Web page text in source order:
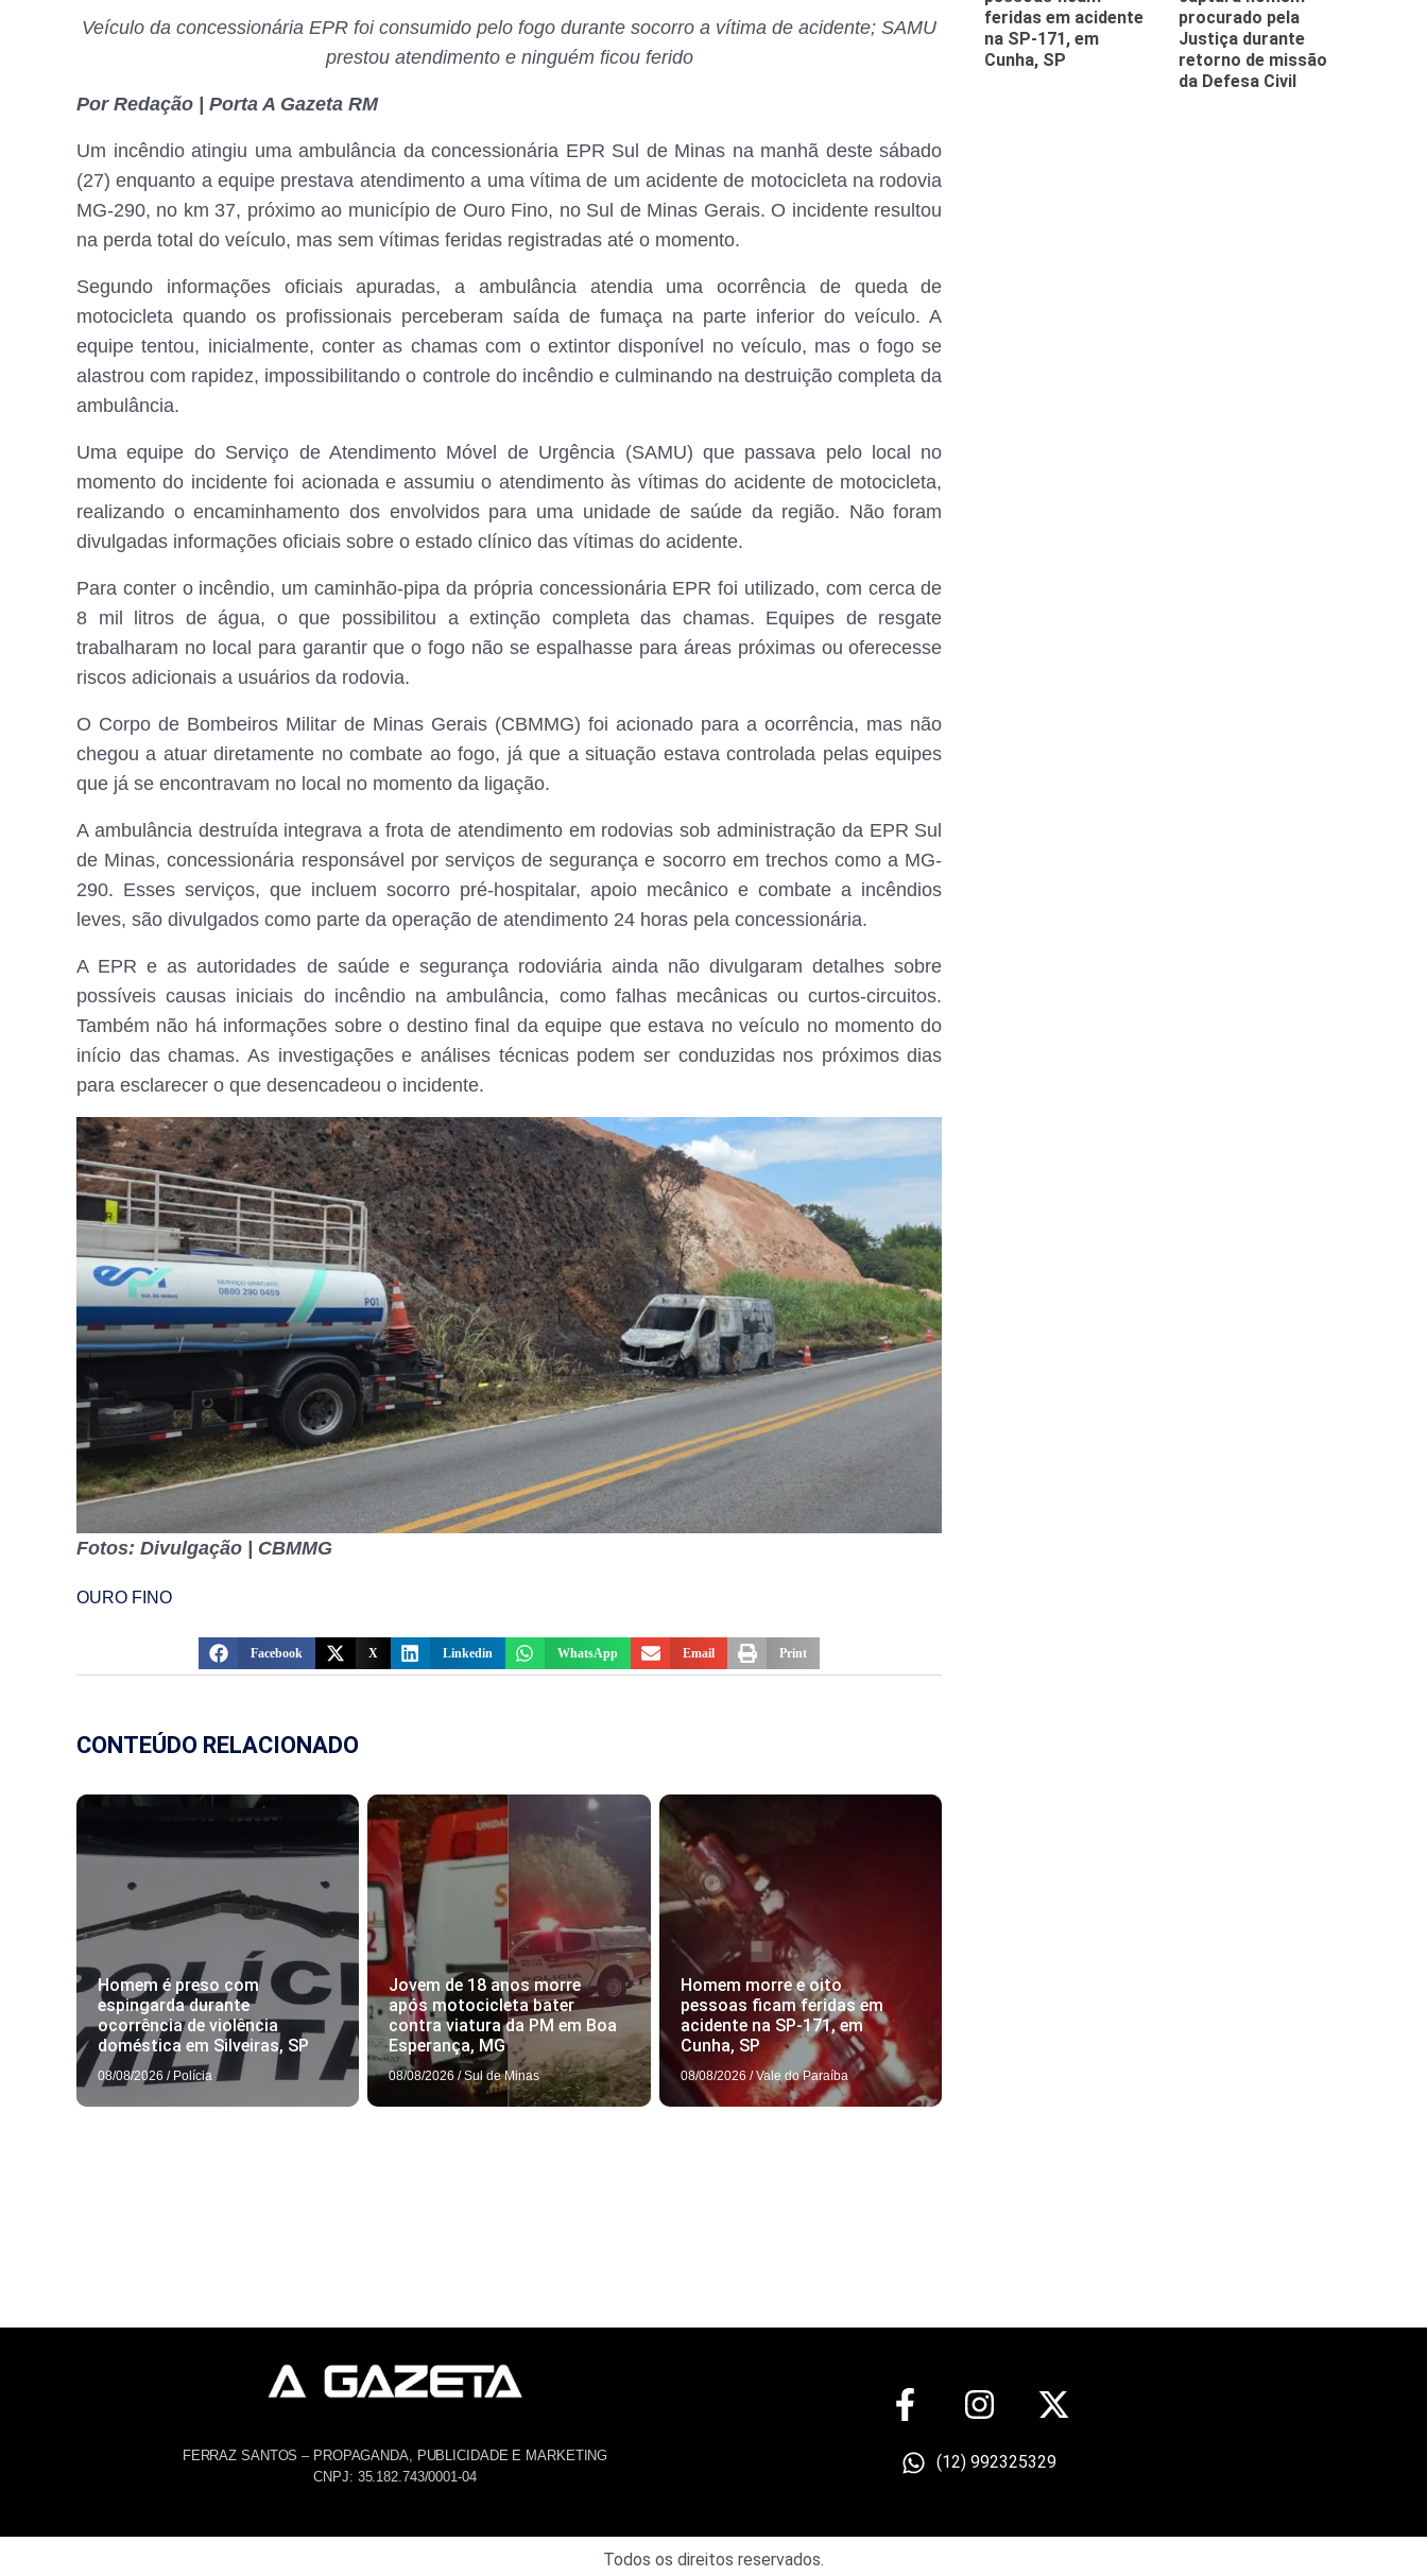
Veículo da concessionária EPR foi consumido pelo fogo durante socorro a vítima de acidente; SAMU
prestou atendimento e ninguém ficou ferido
Por Redação | Porta A Gazeta RM
Um incêndio atingiu uma ambulância da concessionária EPR Sul de Minas na manhã deste sábado
(27) enquanto a equipe prestava atendimento a uma vítima de um acidente de motocicleta na rodovia
MG-290, no km 37, próximo ao município de Ouro Fino, no Sul de Minas Gerais. O incidente resultou
na perda total do veículo, mas sem vítimas feridas registradas até o momento.
Segundo informações oficiais apuradas, a ambulância atendia uma ocorrência de queda de
motocicleta quando os profissionais perceberam saída de fumaça na parte inferior do veículo. A
equipe tentou, inicialmente, conter as chamas com o extintor disponível no veículo, mas o fogo se
alastrou com rapidez, impossibilitando o controle do incêndio e culminando na destruição completa da
ambulância.
Uma equipe do Serviço de Atendimento Móvel de Urgência (SAMU) que passava pelo local no
momento do incidente foi acionada e assumiu o atendimento às vítimas do acidente de motocicleta,
realizando o encaminhamento dos envolvidos para uma unidade de saúde da região. Não foram
divulgadas informações oficiais sobre o estado clínico das vítimas do acidente.
Para conter o incêndio, um caminhão-pipa da própria concessionária EPR foi utilizado, com cerca de
8 mil litros de água, o que possibilitou a extinção completa das chamas. Equipes de resgate
trabalharam no local para garantir que o fogo não se espalhasse para áreas próximas ou oferecesse
riscos adicionais a usuários da rodovia.
O Corpo de Bombeiros Militar de Minas Gerais (CBMMG) foi acionado para a ocorrência, mas não
chegou a atuar diretamente no combate ao fogo, já que a situação estava controlada pelas equipes
que já se encontravam no local no momento da ligação.
A ambulância destruída integrava a frota de atendimento em rodovias sob administração da EPR Sul
de Minas, concessionária responsável por serviços de segurança e socorro em trechos como a MG-
290. Esses serviços, que incluem socorro pré-hospitalar, apoio mecânico e combate a incêndios
leves, são divulgados como parte da operação de atendimento 24 horas pela concessionária.
A EPR e as autoridades de saúde e segurança rodoviária ainda não divulgaram detalhes sobre
possíveis causas iniciais do incêndio na ambulância, como falhas mecânicas ou curtos-circuitos.
Também não há informações sobre o destino final da equipe que estava no veículo no momento do
início das chamas. As investigações e análises técnicas podem ser conduzidas nos próximos dias
para esclarecer o que desencadeou o incidente.
Fotos: Divulgação | CBMMG
OURO FINO
Facebook X Linkedin WhatsApp Email Print
CONTEÚDO RELACIONADO
Homem é preso com
espingarda durante
ocorrência de violência
doméstica em Silveiras, SP
08/08/2026 / Polícia
Jovem de 18 anos morre
após motocicleta bater
contra viatura da PM em Boa
Esperança, MG
08/08/2026 / Sul de Minas
Homem morre e oito
pessoas ficam feridas em
acidente na SP-171, em
Cunha, SP
08/08/2026 / Vale do Paraíba
feridas em acidente
na SP-171, em
Cunha, SP
procurado pela
Justiça durante
retorno de missão
da Defesa Civil
FERRAZ SANTOS – PROPAGANDA, PUBLICIDADE E MARKETING
CNPJ: 35.182.743/0001-04
(12) 992325329
Todos os direitos reservados.